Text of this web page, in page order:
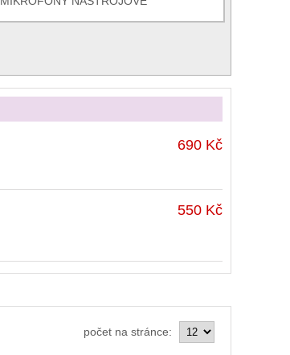
690 Kč
550 Kč
počet na stránce: